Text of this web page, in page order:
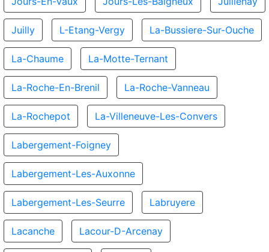
Juilly L-Etang-Vergy La-Bussiere-Sur-Ouche
La-Chaume La-Motte-Ternant
La-Roche-En-Brenil La-Roche-Vanneau
La-Rochepot La-Villeneuve-Les-Convers
Labergement-Foigney
Labergement-Les-Auxonne
Labergement-Les-Seurre Labruyere
Lacanche Lacour-D-Arcenay